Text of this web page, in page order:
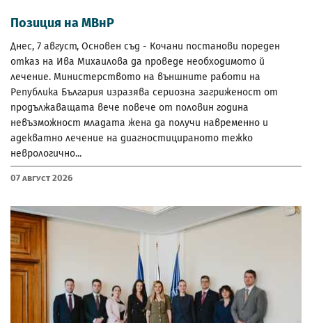
Позиция на МВнР
Днес, 7 август, Основен съд - Кочани постанови пореден
отказ на Ива Михаилова да проведе необходимото й
лечение. Министерството на външните работи на
Република България изразява сериозна загриженост от
продължаващата вече повече от половин година
невъзможност младата жена да получи навременно и
адекватно лечение на диагностицираното тежко
неврологично...
07 Август 2026